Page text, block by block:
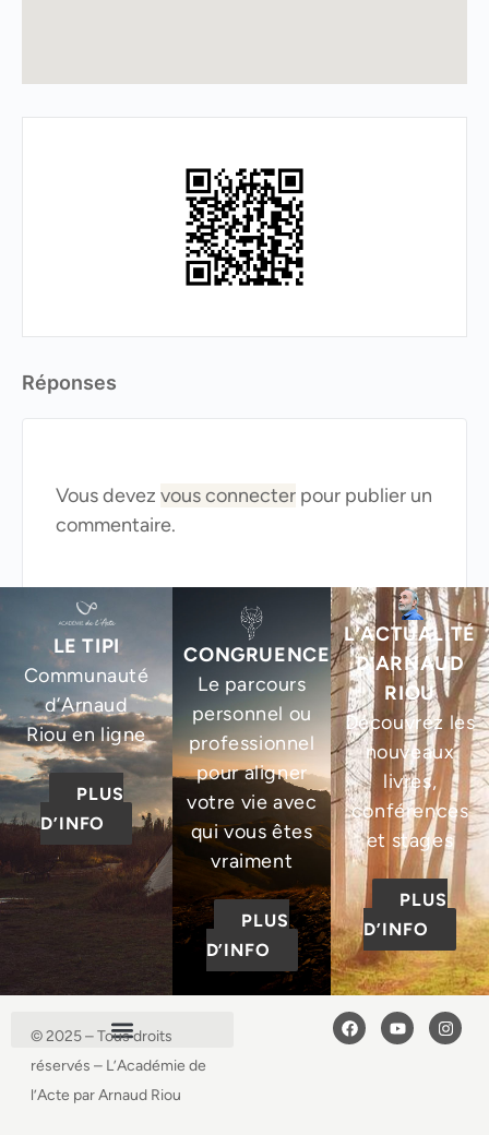
Réponses
Vous devez vous connecter pour publier un
commentaire.
LE TIPI
Communauté
d’Arnaud
Riou en ligne
PLUS
D’INFO
CONGRUENCE
Le parcours
personnel ou
professionnel
pour aligner
votre vie avec
qui vous êtes
vraiment
PLUS
D’INFO
L’ACTUALITÉ
D’ARNAUD
RIOU
Découvrez les
nouveaux
livres,
conférences
et stages
PLUS
D’INFO
© 2025 – Tous droits
réservés – L’Académie de
l’Acte par Arnaud Riou